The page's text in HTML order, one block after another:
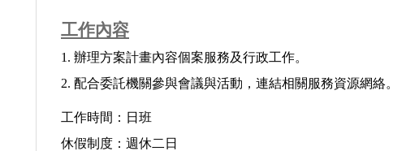
工作內容
1. 辦理方案計畫內容個案服務及行政工作。
2. 配合委託機關參與會議與活動，連結相關服務資源網絡。
工作時間：日班
休假制度：週休二日